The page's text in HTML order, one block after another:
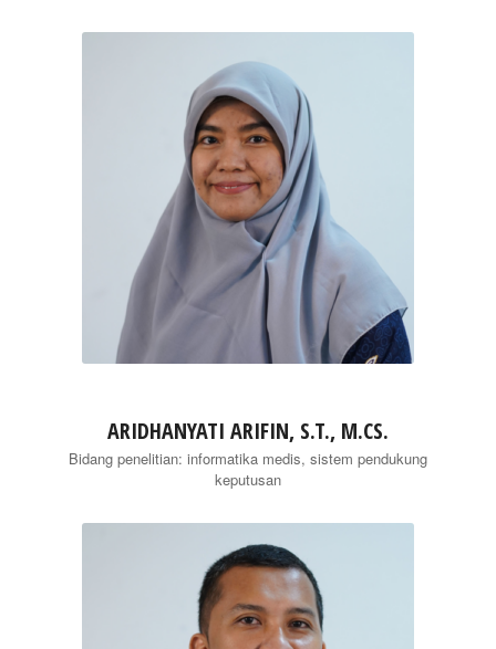
ARIDHANYATI ARIFIN, S.T., M.CS.
Bidang penelitian: informatika medis, sistem pendukung
keputusan